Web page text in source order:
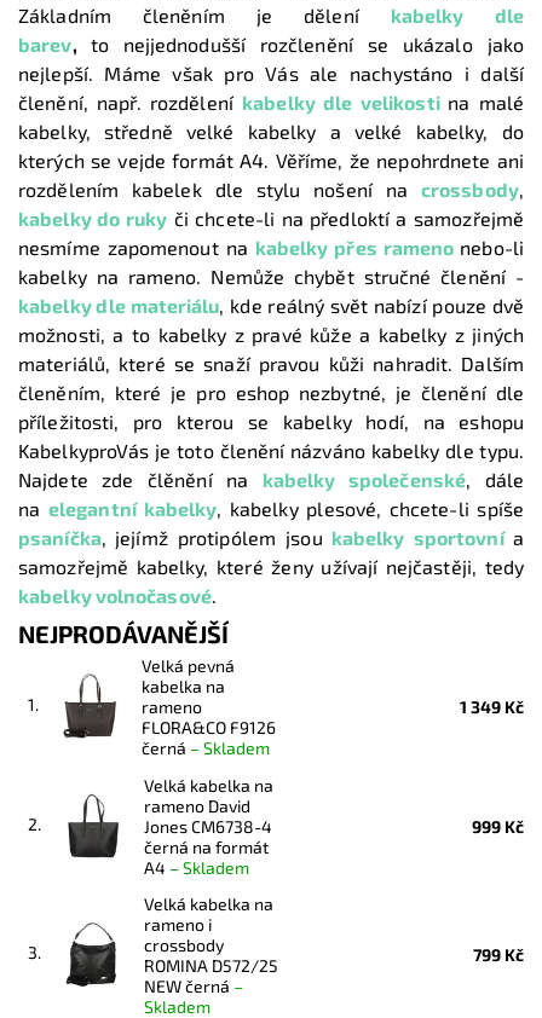
Základním členěním je dělení kabelky dle
barev, to nejjednodušší rozčlenění se ukázalo jako
nejlepší. Máme však pro Vás ale nachystáno i další
členění, např. rozdělení kabelky dle velikosti na malé
kabelky, středně velké kabelky a velké kabelky, do
kterých se vejde formát A4. Věříme, že nepohrdnete ani
rozdělením kabelek dle stylu nošení na crossbody,
kabelky do ruky či chcete-li na předloktí a samozřejmě
nesmíme zapomenout na kabelky přes rameno nebo-li
kabelky na rameno. Nemůže chybět stručné členění -
kabelky dle materiálu, kde reálný svět nabízí pouze dvě
možnosti, a to kabelky z pravé kůže a kabelky z jiných
materiálů, které se snaží pravou kůži nahradit. Dalším
členěním, které je pro eshop nezbytné, je členění dle
příležitosti, pro kterou se kabelky hodí, na eshopu
KabelkyproVás je toto členění názváno kabelky dle typu.
Najdete zde člěnění na kabelky společenské, dále
na elegantní kabelky, kabelky plesové, chcete-li spíše
psaníčka, jejímž protipólem jsou kabelky sportovní a
samozřejmě kabelky, které ženy užívají nejčastěji, tedy
kabelky volnočasové.
NEJPRODÁVANĚJŠÍ
1.
Velká pevná
kabelka na
rameno
FLORA&CO F9126
černá –Skladem
1 349 Kč
2.
Velká kabelka na
rameno David
Jones CM6738-4
černá na formát
A4 –Skladem
999 Kč
3.
Velká kabelka na
rameno i
crossbody
ROMINA D572/25
NEW černá –
Skladem
799 Kč